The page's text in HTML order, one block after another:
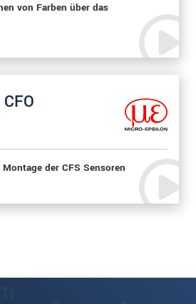
von Farben über das
der CFS Sensoren